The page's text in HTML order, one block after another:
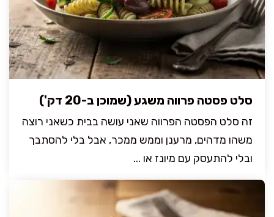
סלט פסטה פרווה משגע (שמוכן ב-20 דק')
זה סלט הפסטה הפרווה שאני עושה בבית כשאני רוצה
משהו מדהים, מרענן וממש ממכר, אבל בלי להסתבך
ובלי להתעסק עם מיונז או ...